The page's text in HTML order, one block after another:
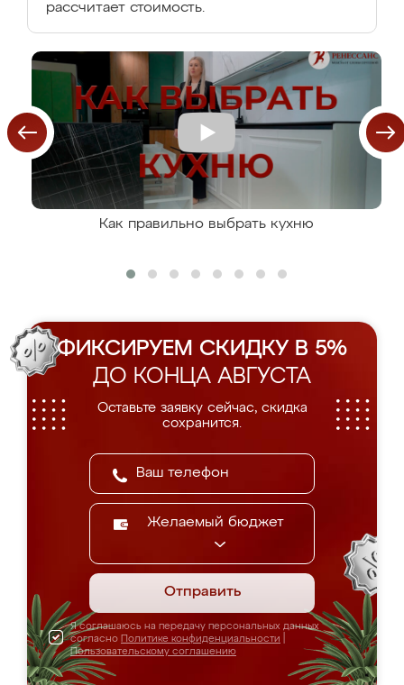
рассчитает стоимость.
Как правильно выбрать кухню
ФИКСИРУЕМ СКИДКУ В 5%
ДО КОНЦА АВГУСТА
Оставьте заявку сейчас, скидка
сохранится.
Желаемый бюджет
Отправить
Я соглашаюсь на передачу персональных данных
согласно Политике конфиденциальности
Пользовательскому соглашению